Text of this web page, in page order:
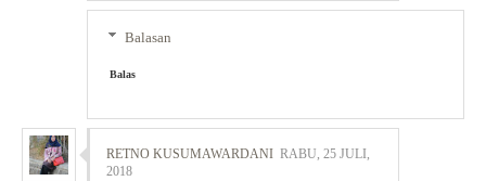
Balasan
Balas
RETNO KUSUMAWARDANI RABU, 25 JULI,
2018